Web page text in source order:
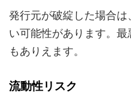
発行元が破綻した場合
い可能性があります。
もありえます。
流動性リスク